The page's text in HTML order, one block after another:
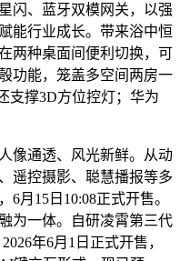
、蓝牙双模网关，以强
能行业成长。带来浴中恒
两种桌面间便利切换，可
功能，笼盖多空间两房一
支撑3D方位控灯；华为
通透、风光新鲜。从动
遥控摄影、聪慧播报等多
月15日10:08正式开售。
为一体。自研凌霄第三代
年6月1日正式开售，